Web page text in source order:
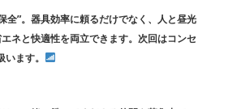
全”。器具効率に頼るだけでなく、人と昼光
ネと快適性を両立できます。次回はコンセ
ます。